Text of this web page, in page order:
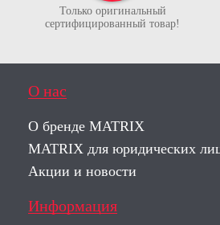
Только оригинальный
сертифицированный товар!
О нас
О бренде MATRIX
MATRIX для юридических
Акции и новости
Информация